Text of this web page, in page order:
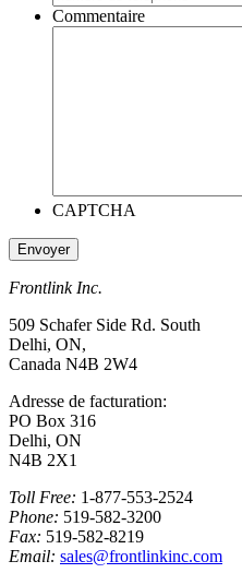
Commentaire
CAPTCHA
Frontlink Inc.
509 Schafer Side Rd. South
Delhi, ON,
Canada N4B 2W4
Adresse de facturation:
PO Box 316
Delhi, ON
N4B 2X1
Toll Free: 1-877-553-2524
Phone: 519-582-3200
Fax: 519-582-8219
Email: sales@frontlinkinc.com